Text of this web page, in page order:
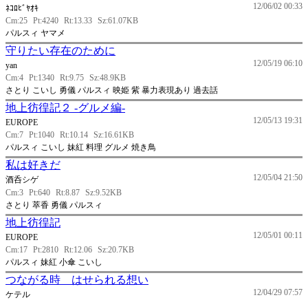
12/06/02 00:33
ﾈｺﾛﾋﾞﾔｵｷ
Cm:25 Pt:4240 Rt:13.33 Sz:61.07KB
パルスィ ヤマメ
守りたい存在のために
12/05/19 06:10
yan
Cm:4 Pt:1340 Rt:9.75 Sz:48.9KB
さとり こいし 勇儀 パルスィ 映姫 紫 暴力表現あり 過去話
地上彷徨記２ -グルメ編-
12/05/13 19:31
EUROPE
Cm:7 Pt:1040 Rt:10.14 Sz:16.61KB
パルスィ こいし 妹紅 料理 グルメ 焼き鳥
私は好きだ
12/05/04 21:50
酒呑シゲ
Cm:3 Pt:640 Rt:8.87 Sz:9.52KB
さとり 萃香 勇儀 パルスィ
地上彷徨記
12/05/01 00:11
EUROPE
Cm:17 Pt:2810 Rt:12.06 Sz:20.7KB
パルスィ 妹紅 小傘 こいし
つながる時 はせられる想い
12/04/29 07:57
ケテル